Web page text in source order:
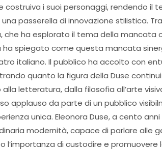
costruiva i suoi personaggi, rendendo il
passerella di innovazione stilistica.
che ha esplorato il tema della mancata
ha spiegato come questa mancata
italiano. Il pubblico ha accolto con
quanto la figura della Duse
letteratura, dalla filosofia all’arte
applauso da parte di un pubblico
unica. Eleonora Duse, a cento
modernità, capace di parlare alle
l’importanza di custodire e